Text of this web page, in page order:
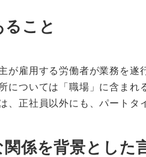
こと
が雇用する労働者が業務を
については「職場」に含ま
、正社員以外にも、パートタ
係を背景とした